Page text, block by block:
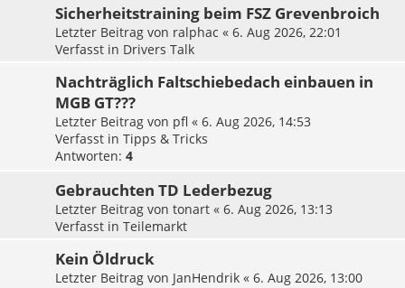
Sicherheitstraining beim FSZ Grevenbroich
Letzter Beitrag von ralphac « 6. Aug 2026, 22:01
Verfasst in Drivers Talk
Nachträglich Faltschiebedach einbauen in
MGB GT???
Letzter Beitrag von pfl « 6. Aug 2026, 14:53
Verfasst in Tipps & Tricks
Antworten: 4
Gebrauchten TD Lederbezug
Letzter Beitrag von tonart « 6. Aug 2026, 13:13
Verfasst in Teilemarkt
Kein Öldruck
Letzter Beitrag von JanHendrik « 6. Aug 2026, 13:00